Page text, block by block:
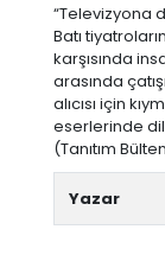
“Televizyona
Batı
karşısında
arasında
alıcısı için
eserlerinde dili
(Tanıtım
Yazar